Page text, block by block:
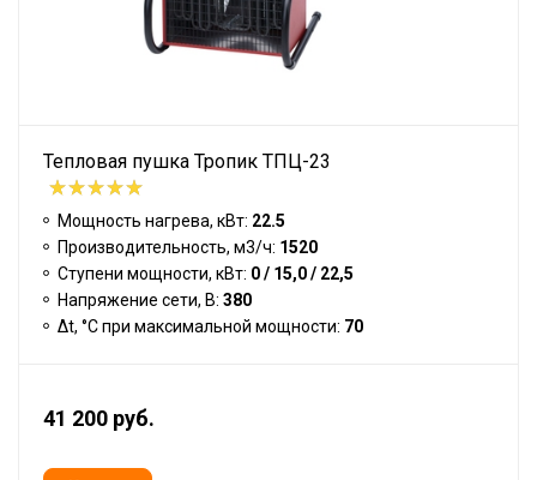
Тепловая пушка Тропик ТПЦ-23
Мощность нагрева, кВт: 22.5
Производительность, м3/ч: 1520
Ступени мощности, кВт: 0 / 15,0 / 22,5
Напряжение сети, В: 380
Δt, °C при максимальной мощности: 70
41 200 руб.